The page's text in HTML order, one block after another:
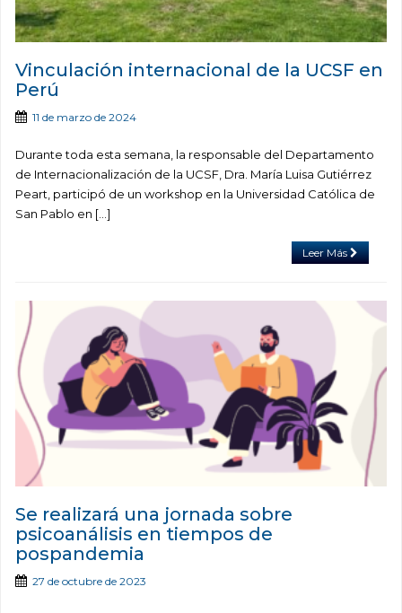
Vinculación internacional de la UCSF en
Perú
11 de marzo de 2024
Durante toda esta semana, la responsable del Departamento
de Internacionalización de la UCSF, Dra. María Luisa Gutiérrez
Peart, participó de un workshop en la Universidad Católica de
San Pablo en […]
Leer Más
Se realizará una jornada sobre
psicoanálisis en tiempos de
pospandemia
27 de octubre de 2023